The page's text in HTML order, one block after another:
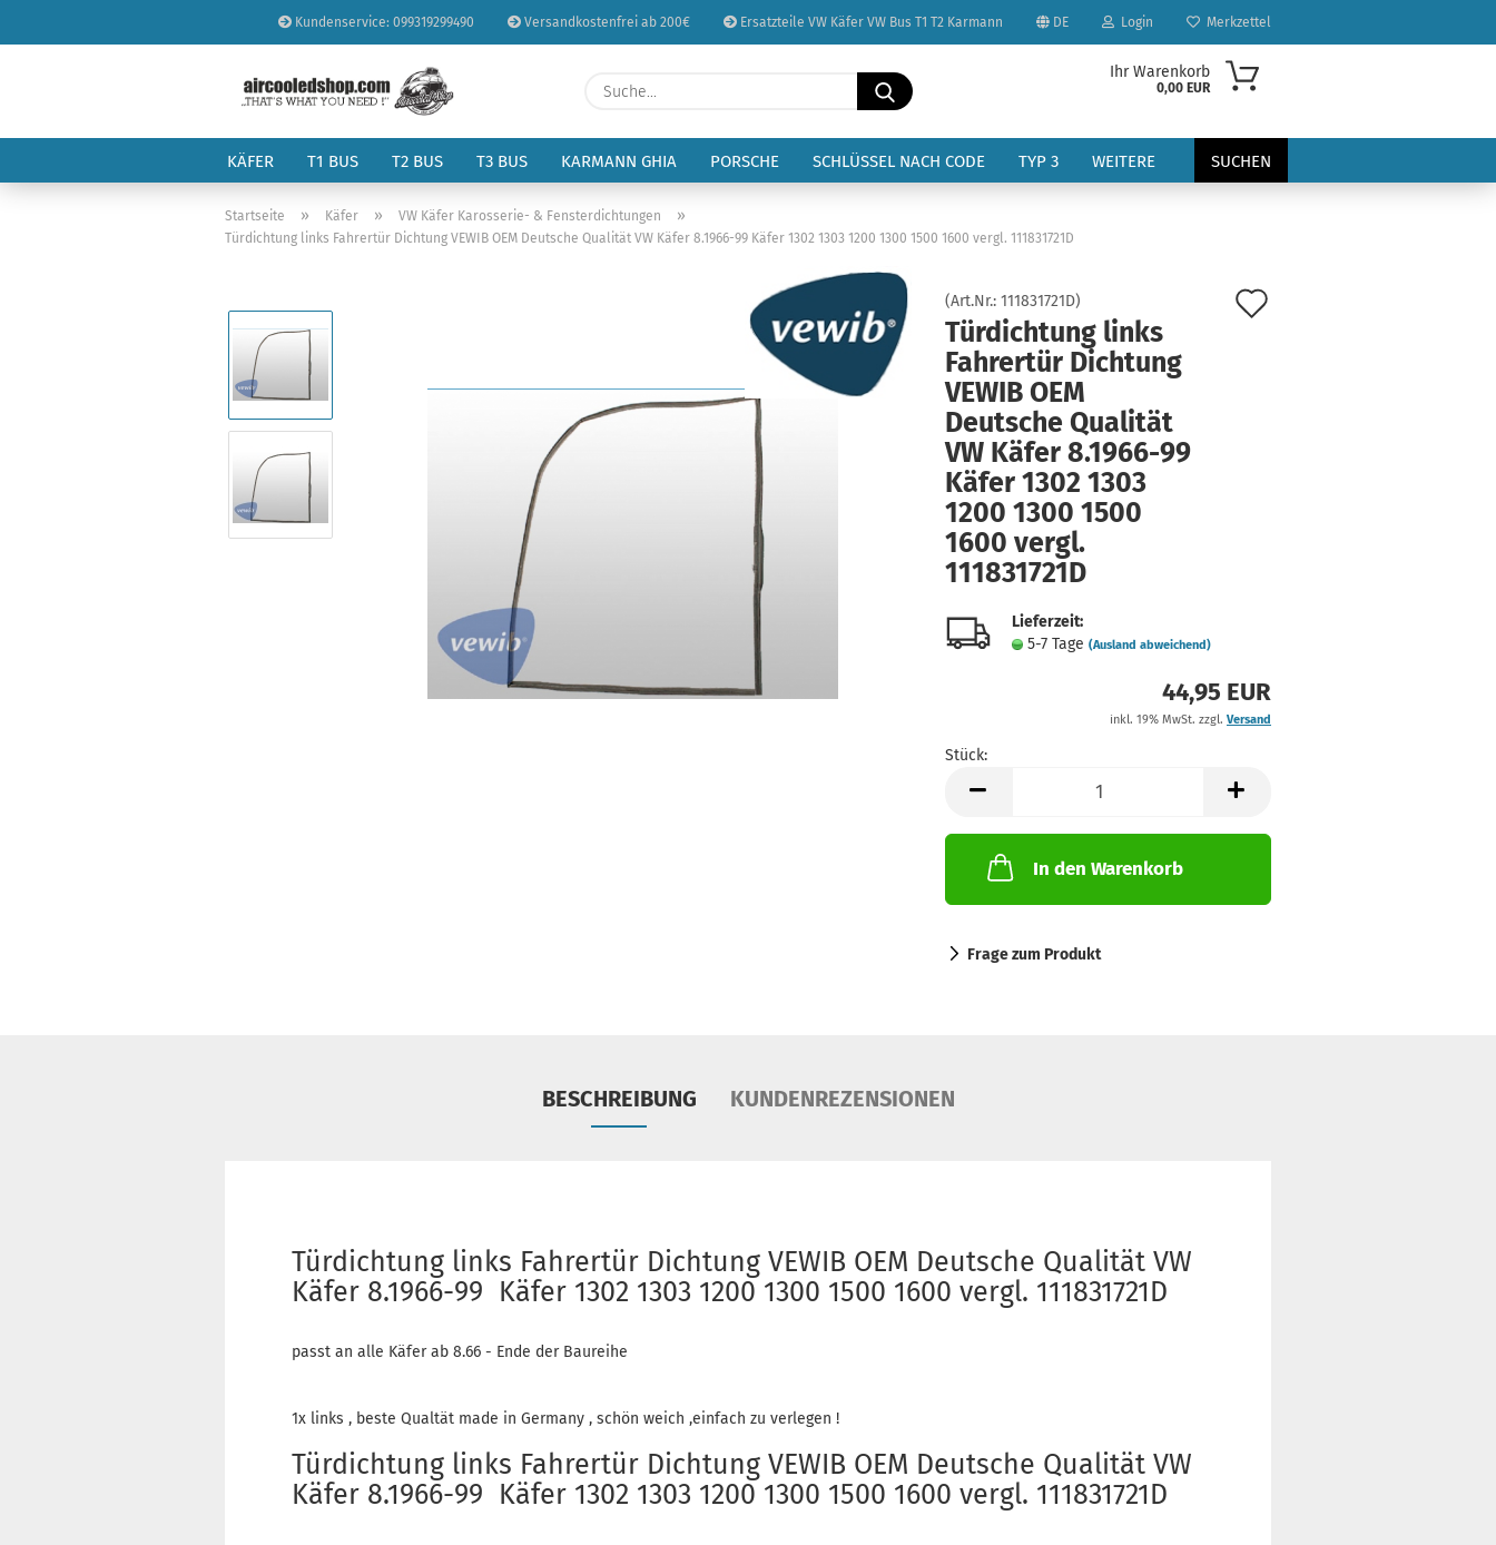
Kundenservice: 099319299490 Versandkostenfrei ab 200€ Ersatzteile VW Käfer VW Bus T1 T2 Karmann DE
Sprache auswählen
Lieferland
Login
Konto erstellen
Passwort vergessen?
Merkzettel
Suche...
Ihr Warenkorb
0,00 EUR
KÄFER T1 BUS T2 BUS T3 BUS KARMANN GHIA PORSCHE SCHLÜSSEL NACH CODE TYP 3 SUCHEN
WEITERE
Startseite » Käfer » VW Käfer Karosserie- & Fensterdichtungen »
Türdichtung links Fahrertür Dichtung VEWIB OEM Deutsche Qualität VW Käfer 8.1966-99 Käfer 1302 1303 1200 1300 1500 1600 vergl. 111831721D
(Art.Nr.: 111831721D)
Türdichtung links
Fahrertür Dichtung
VEWIB OEM
Deutsche Qualität
VW Käfer 8.1966-99
Käfer 1302 1303
1200 1300 1500
1600 vergl.
111831721D
Lieferzeit:
5-7 Tage (Ausland abweichend)
44,95 EUR
inkl. 19% MwSt. zzgl. Versand
Stück:
Stück
In den Warenkorb
Frage zum Produkt
BESCHREIBUNG KUNDENREZENSIONEN
Türdichtung links Fahrertür Dichtung VEWIB OEM Deutsche Qualität VW
Käfer 8.1966-99 Käfer 1302 1303 1200 1300 1500 1600 vergl. 111831721D
passt an alle Käfer ab 8.66 - Ende der Baureihe
1x links , beste Qualtät made in Germany , schön weich ,einfach zu verlegen !
Türdichtung links Fahrertür Dichtung VEWIB OEM Deutsche Qualität VW
Käfer 8.1966-99 Käfer 1302 1303 1200 1300 1500 1600 vergl. 111831721D